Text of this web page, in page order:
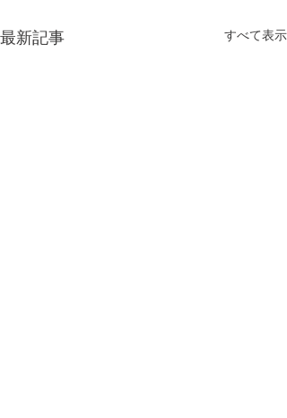
最新記事 すべて表示